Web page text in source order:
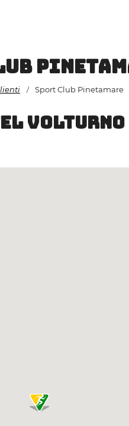
/ Sport Club Pinetamare
volturno